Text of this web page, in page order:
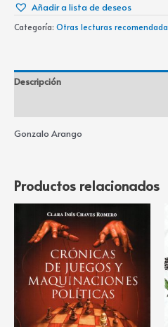
Añadir a lista de deseos
Categoría: Otras lecturas
Descripción
Gonzalo Arango
Productos relacionados